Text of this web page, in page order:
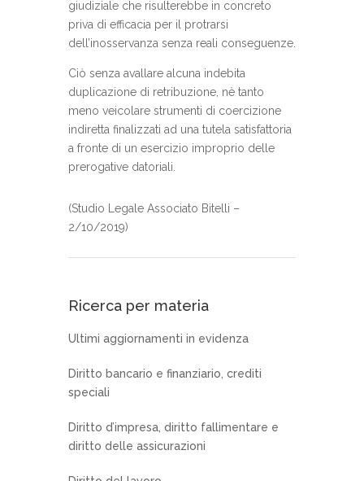
giudiziale che risulterebbe in concreto
priva di efficacia per il protrarsi
dell’inosservanza senza reali conseguenze.
Ciò senza avallare alcuna indebita
duplicazione di retribuzione, nè tanto
meno veicolare strumenti di coercizione
indiretta finalizzati ad una tutela satisfattoria
a fronte di un esercizio improprio delle
prerogative datoriali.
(Studio Legale Associato Bitelli –
2/10/2019)
Ricerca per materia
Ultimi aggiornamenti in evidenza
Diritto bancario e finanziario, crediti
speciali
Diritto d’impresa, diritto fallimentare e
diritto delle assicurazioni